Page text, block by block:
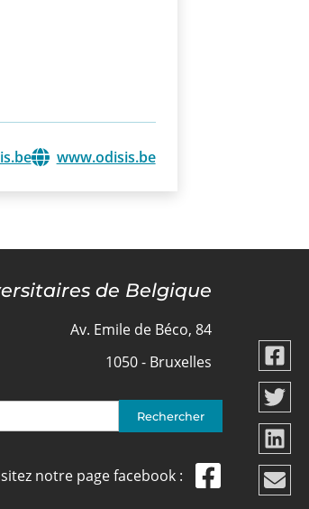
www.odisis.be
de Belgique
Av. Emile de Béco, 84
1050 - Bruxelles
notre page facebook :